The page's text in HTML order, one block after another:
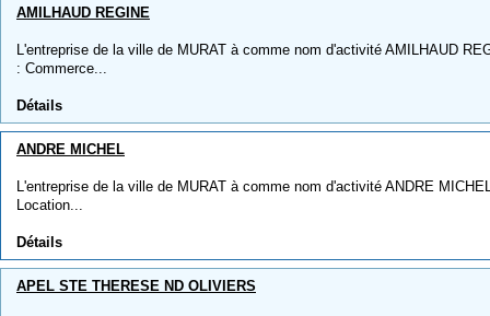
AMILHAUD REGINE
L'entreprise de la ville de MURAT à comme nom d'activité AMILHAUD
: Commerce...
Détails
ANDRE MICHEL
L'entreprise de la ville de MURAT à comme nom d'activité ANDRE
Location...
Détails
APEL STE THERESE ND OLIVIERS